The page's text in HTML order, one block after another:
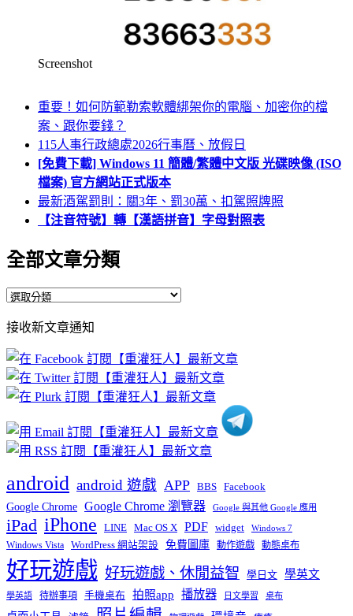
Screenshot
重要！如何防範勒索軟體綁架你的電腦、加密你的檔
案、跟你要錢？
115人事行政總處2026行事曆、放假日
[免費下載] Windows 11 簡體/繁體中文版 光碟映像 (ISO
檔案) 官方網站正式版本
最新酒駕罰則：關3年、罰30萬、扣駕照牌照
【注音符號】轉【漢語拼音】字母對照表
全部文章分類
全
文
章
分
類
接收新文章通知
android android 遊戲 APP BBS Facebook
Google Chrome Google Chrome 瀏覽器 Google 與其他 Google 應用
iPad iPhone LINE Mac OS X PDF widget Windows 7
Windows Vista WordPress 網站架設 免費圖庫 動作遊戲 動態桌布
好玩遊戲 好玩遊戲、休閒益智 學日文 學英文
學英語 待辦事項 手機桌布 拍照app 播放器 日文學習 桌布